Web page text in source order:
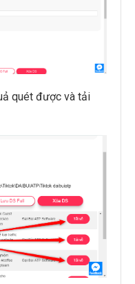
quét được và tải